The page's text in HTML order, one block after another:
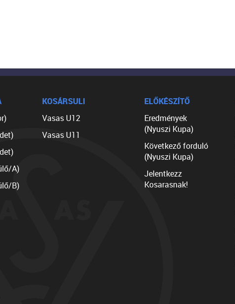
A)
B)
KOSÁRSULI
Vasas U12
Vasas U11
ELŐKÉSZÍTŐ
Eredmények
(Nyuszi Kupa)
Következő forduló
(Nyuszi Kupa)
Jelentkezz
Kosarasnak!